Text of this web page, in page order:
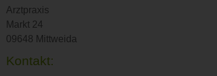
Arztpraxis
Markt 24
09648 Mittweida
Kontakt: